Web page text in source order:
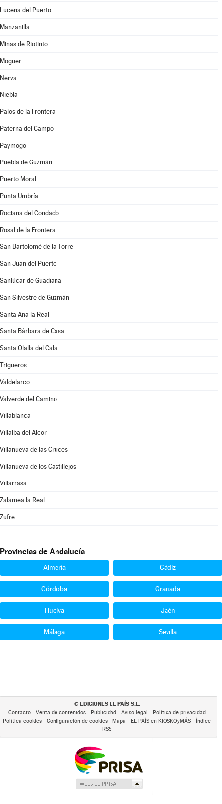
Lucena del Puerto
Manzanilla
Minas de Riotinto
Moguer
Nerva
Niebla
Palos de la Frontera
Paterna del Campo
Paymogo
Puebla de Guzmán
Puerto Moral
Punta Umbría
Rociana del Condado
Rosal de la Frontera
San Bartolomé de la Torre
San Juan del Puerto
Sanlúcar de Guadiana
San Silvestre de Guzmán
Santa Ana la Real
Santa Bárbara de Casa
Santa Olalla del Cala
Trigueros
Valdelarco
Valverde del Camino
Villablanca
Villalba del Alcor
Villanueva de las Cruces
Villanueva de los Castillejos
Villarrasa
Zalamea la Real
Zufre
Provincias de Andalucía
Almería Cádiz
Córdoba Granada
Huelva Jaén
Málaga Sevilla
© EDICIONES EL PAÍS S.L.
Contacto Venta de contenidos Publicidad Aviso legal
Política de privacidad
Política cookies
Configuración de cookies Mapa EL PAÍS en KIOSKOyMÁS
Índice
RSS